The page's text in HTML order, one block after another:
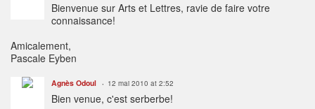
Bienvenue sur Arts et Lettres, ravie de faire votre
connaissance!
Amicalement,
Pascale Eyben
Agnès Odoul 12 mai 2010 at 2:52
Bien venue, c'est serberbe!